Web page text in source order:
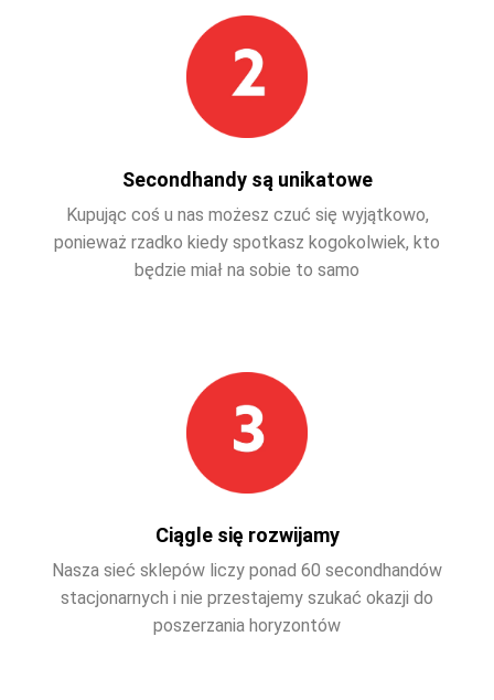
Secondhandy są unikatowe
Kupując coś u nas możesz czuć się wyjątkowo,
ponieważ rzadko kiedy spotkasz kogokolwiek, kto
będzie miał na sobie to samo
Ciągle się rozwijamy
Nasza sieć sklepów liczy ponad 60 secondhandów
stacjonarnych i nie przestajemy szukać okazji do
poszerzania horyzontów